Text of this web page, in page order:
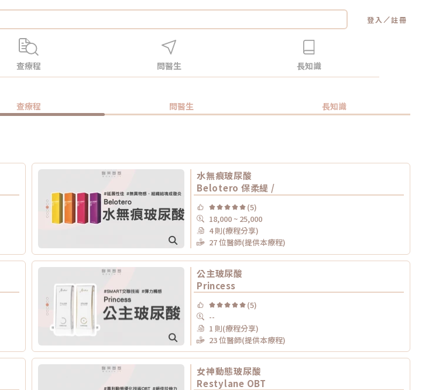
登入 ／註冊
查療程 問醫生 長知識
查療程 問醫生 長知識
水無痕玻尿酸
Belotero 保柔緹 /
(5)
18,000 ~ 25,000
4 則(療程分享)
27 位醫師(提供本療程)
公主玻尿酸
Princess
(5)
--
1 則(療程分享)
23 位醫師(提供本療程)
女神動態玻尿酸
Restylane OBT